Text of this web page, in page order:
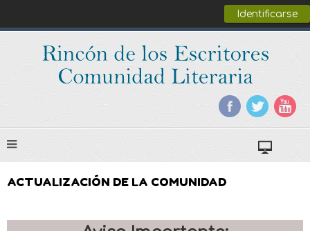
Identificarse
ACTUALIZACIÓN DE LA COMUNIDAD